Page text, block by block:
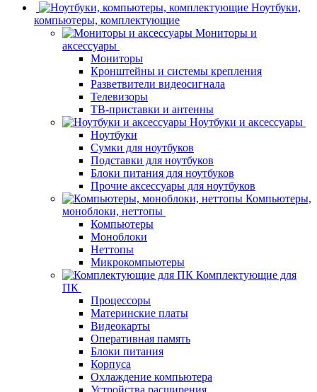
Ноутбуки,
компьютеры, комплектующие
Мониторы и
аксессуары
Мониторы
Кронштейны и системы крепления
Разветвители видеосигнала
Телевизоры
ТВ-приставки и антенны
Ноутбуки и аксессуары
Ноутбуки
Сумки для ноутбуков
Подставки для ноутбуков
Блоки питания для ноутбуков
Прочие аксессуары для ноутбуков
Компьютеры,
моноблоки, неттопы
Компьютеры
Моноблоки
Неттопы
Микрокомпьютеры
Комплектующие для
ПК
Процессоры
Материнские платы
Видеокарты
Оперативная память
Блоки питания
Корпуса
Охлаждение компьютера
Устройства расширения